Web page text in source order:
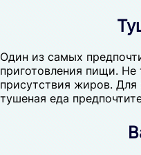
Один из самых
приготовления пищи. Не
присутствия жиров.
тушеная еда